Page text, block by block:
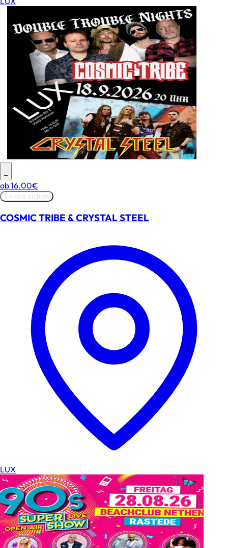
–
ab16.00€
Tickets sichern
COSMIC TRIBE & CRYSTAL STEEL
LUX